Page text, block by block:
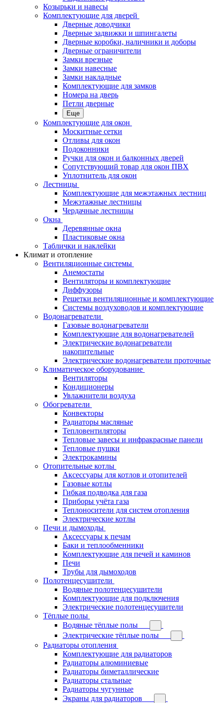
Козырьки и навесы
Комплектующие для дверей
Дверные доводчики
Дверные задвижки и шпингалеты
Дверные коробки, наличники и доборы
Дверные ограничители
Замки врезные
Замки навесные
Замки накладные
Комплектующие для замков
Номера на дверь
Петли дверные
Еще
Комплектующие для окон
Москитные сетки
Отливы для окон
Подоконники
Ручки для окон и балконных дверей
Сопутствующий товар для окон ПВХ
Уплотнитель для окон
Лестницы
Комплектующие для межэтажных лестниц
Межэтажные лестницы
Чердачные лестницы
Окна
Деревянные окна
Пластиковые окна
Таблички и наклейки
Климат и отопление
Вентиляционные системы
Анемостаты
Вентиляторы и комплектующие
Диффузоры
Решетки вентиляционные и комплектующие
Системы воздуховодов и комплектующие
Водонагреватели
Газовые водонагреватели
Комплектующие для водонагревателей
Электрические водонагреватели
накопительные
Электрические водонагреватели проточные
Климатическое оборудование
Вентиляторы
Кондиционеры
Увлажнители воздуха
Обогреватели
Конвекторы
Радиаторы масляные
Тепловентиляторы
Тепловые завесы и инфракрасные панели
Тепловые пушки
Электрокамины
Отопительные котлы
Аксессуары для котлов и отопителей
Газовые котлы
Гибкая подводка для газа
Приборы учёта газа
Теплоносители для систем отопления
Электрические котлы
Печи и дымоходы
Аксессуары к печам
Баки и теплообменники
Комплектующие для печей и каминов
Печи
Трубы для дымоходов
Полотенцесушители
Водяные полотенцесушители
Комплектующие для подключения
Электрические полотенцесушители
Тёплые полы
Водяные тёплые полы
Электрические тёплые полы
Радиаторы отопления
Комплектующие для радиаторов
Радиаторы алюминиевые
Радиаторы биметаллические
Радиаторы стальные
Радиаторы чугунные
Экраны для радиаторов